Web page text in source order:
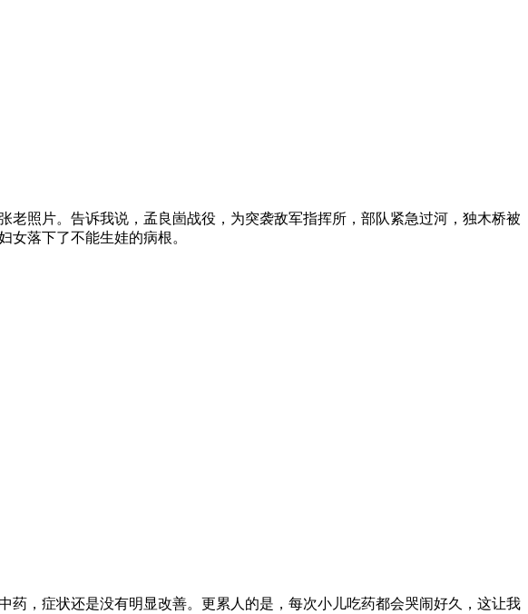
照片。告诉我说，孟良崮战役，为突袭敌军指挥所，部队紧急过河，独木桥被
女落下了不能生娃的病根。
，症状还是没有明显改善。更累人的是，每次小儿吃药都会哭闹好久，这让我